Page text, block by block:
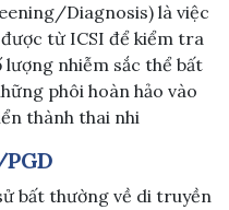
Diagnosis) là việc
từ ICSI để kiểm tra
lượng nhiễm sắc thể bất
phôi hoàn hảo vào
thành thai nhi
bất thường về di truyền